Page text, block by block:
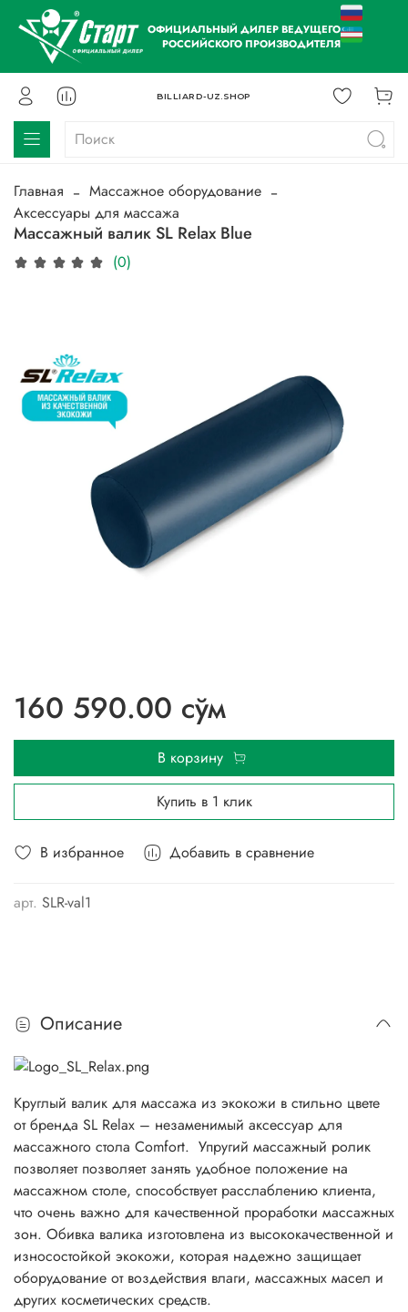
ОФИЦИАЛЬНЫЙ ДИЛЕР ВЕДУЩЕГО
РОССИЙСКОГО ПРОИЗВОДИТЕЛЯ
BILLIARD-UZ.SHOP
Главная
Массажное оборудование
Аксессуары для массажа
Массажный валик SL Relax Blue
(0)
В избранное Добавить в сравнение
арт. SLR-val1
160 590.00 сўм
В корзину
Купить в 1 клик
Описание
Круглый валик для массажа из экокожи в стильно цвете
от бренда SL Relax – незаменимый аксессуар для
массажного стола Comfort. Упругий массажный ролик
позволяет позволяет занять удобное положение на
массажном столе, способствует расслаблению клиента,
что очень важно для качественной проработки массажных
зон. Обивка валика изготовлена из высококачественной и
износостойкой экокожи, которая надежно защищает
оборудование от воздействия влаги, массажных масел и
других косметических средств.